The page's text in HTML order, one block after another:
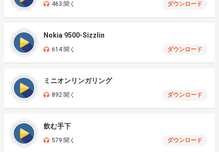
463 聞く ダウンロード
Nokia 9500-Sizzlin
614 聞く ダウンロード
ミニオンリンガリング
892 聞く ダウンロード
飲む手下
579 聞く ダウンロード